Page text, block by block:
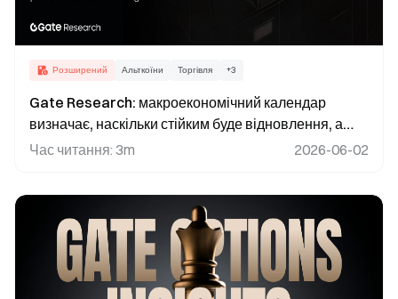
Розширений Альткоїни Торгівля +3
Gate Research: макроекономічний календар
визначає, наскільки стійким буде відновлення, а
Circle CPN розширює банківську інфраструктуру
Час читання: 3m 2026-06-02